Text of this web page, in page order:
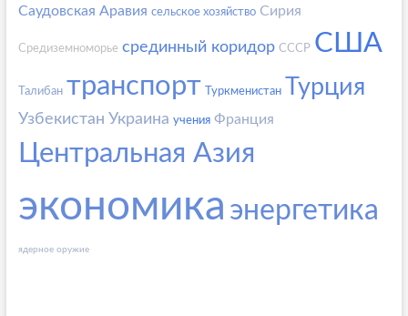
Саудовская Аравия сельское хозяйство Сирия
Средиземноморье срединный коридор СССР США
Талибан транспорт Туркменистан Турция
Узбекистан Украина учения Франция
Центральная Азия
экономика энергетика
ядерное оружие